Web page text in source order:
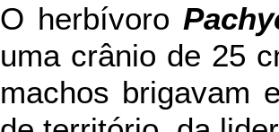
O herbívoro
uma crânio de 25
machos brigavam